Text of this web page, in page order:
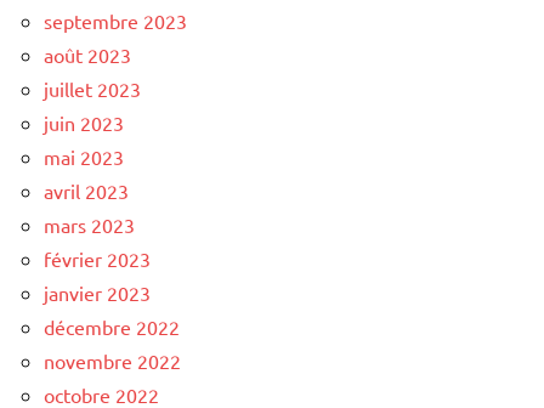
septembre 2023
août 2023
juillet 2023
juin 2023
mai 2023
avril 2023
mars 2023
février 2023
janvier 2023
décembre 2022
novembre 2022
octobre 2022